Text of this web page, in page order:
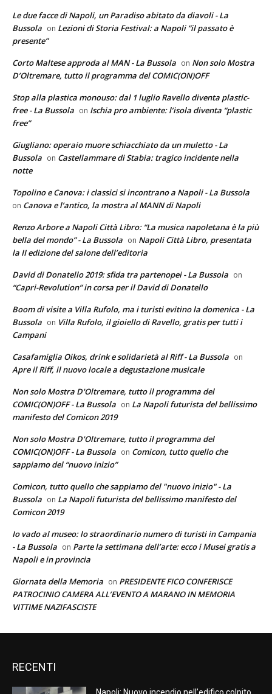
Le due facce di Napoli, un Paradiso abitato da diavoli - La
Bussola on Lezioni di Storia Festival: a Napoli “il passato è
presente”
Corto Maltese approda al MAN - La Bussola on Non solo Mostra
D’Oltremare, tutto il programma del COMIC(ON)OFF
Stop alla plastica monouso: dal 1 luglio Ravello diventa plastic-
free - La Bussola on Ischia pro ambiente: l’isola diventa “plastic
free”
Giugliano: operaio muore schiacchiato da un muletto - La
Bussola on Castellammare di Stabia: tragico incidente nella
notte
Topolino e Canova: i classici si incontrano a Napoli - La Bussola
on Canova e l’antico, la mostra al MANN di Napoli
Renzo Arbore a Napoli Città Libro: “La musica napoletana è la più
bella del mondo” - La Bussola on Napoli Città Libro, presentata
la II edizione del salone dell’editoria
David di Donatello 2019: sfida tra partenopei - La Bussola on
“Capri-Revolution” in corsa per il David di Donatello
Boom di visite a Villa Rufolo, ma i turisti evitino la domenica - La
Bussola on Villa Rufolo, il gioiello di Ravello, gratis per tutti i
Campani
Casafamiglia Oikos, drink e solidarietà al Riff - La Bussola on
Apre il Riff, il nuovo locale a degustazione musicale
Non solo Mostra D'Oltremare, tutto il programma del
COMIC(ON)OFF - La Bussola on La Napoli futurista del bellissimo
manifesto del Comicon 2019
Non solo Mostra D'Oltremare, tutto il programma del
COMIC(ON)OFF - La Bussola on Comicon, tutto quello che
sappiamo del “nuovo inizio”
Comicon, tutto quello che sappiamo del "nuovo inizio" - La
Bussola on La Napoli futurista del bellissimo manifesto del
Comicon 2019
Io vado al museo: lo straordinario numero di turisti in Campania
- La Bussola on Parte la settimana dell’arte: ecco i Musei gratis a
Napoli e in provincia
Giornata della Memoria on PRESIDENTE FICO CONFERISCE
PATROCINIO CAMERA ALL’EVENTO A MARANO IN MEMORIA
VITTIME NAZIFASCISTE
RECENTI